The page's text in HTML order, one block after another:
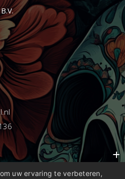
uw ervaring te verbeteren,